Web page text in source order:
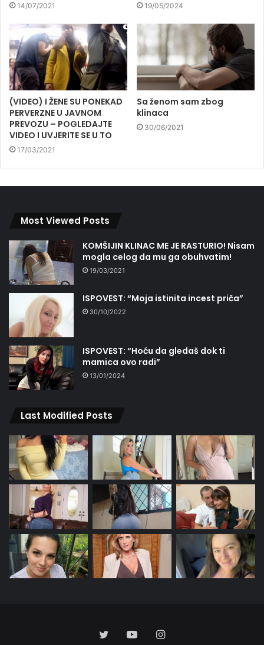
14/07/2021 19/05/2024
(VIDEO) I ŽENE SU PONEKAD
PERVERZNE U JAVNOM
PREVOZU – POGLEDAJTE
VIDEO I UVJERITE SE U TO
17/03/2021
Sa ženom sam zbog
klinaca
30/06/2021
Most Viewed Posts
KOMŠIJIN KLINAC ME JE RASTURIO! Nisam
mogla celog da mu ga obuhvatim!
19/03/2021
ISPOVEST: “Moja istinita incest priča”
30/10/2022
ISPOVEST: “Hoću da gledaš dok ti
mamica ovo radi”
13/01/2024
Last Modified Posts
TwitterYouTubeInstagram